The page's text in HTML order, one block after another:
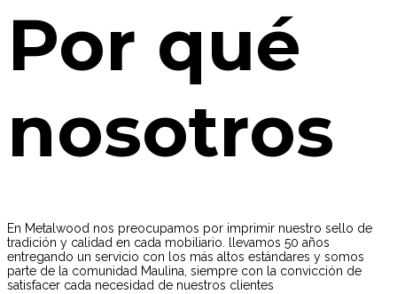
Por qué
nosotros
En Metalwood nos preocupamos por imprimir nuestro sello de
tradición y calidad en cada mobiliario. llevamos 50 años
entregando un servicio con los más altos estándares y somos
parte de la comunidad Maulina, siempre con la convicción de
satisfacer cada necesidad de nuestros clientes